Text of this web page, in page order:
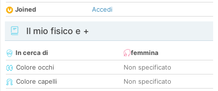
Joined
Accedi
Il mio fisico e +
In cerca di
femmina
Colore occhi
Non specificato
Colore capelli
Non specificato